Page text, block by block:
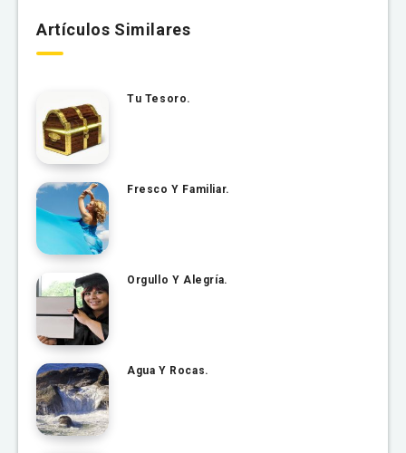
Artículos Similares
Tu Tesoro.
Fresco Y Familiar.
Orgullo Y Alegría.
Agua Y Rocas.